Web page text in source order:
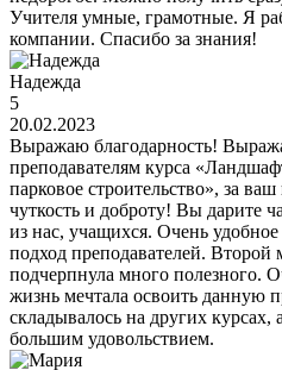
Учителя умные, грамотные. Я
компании. Спасибо за знания!
Надежда
5
20.02.2023
Выражаю благодарность!
преподавателям курса
парковое строительство», за
чуткость и доброту! Вы дарите
из нас, учащихся. Очень
подход преподавателей.
подчерпнула много полезного.
жизнь мечтала освоить данную
складывалось на других курсах,
большим удовольствием.